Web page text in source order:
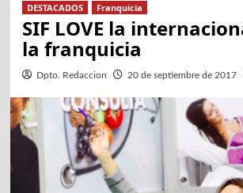
DESTACADOS Franquicia
SIF LOVE la
la franquicia
Dpto. Redaccion 20 de septiembre de 2017
924